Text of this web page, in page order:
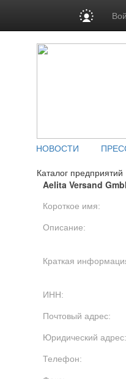
НОВОСТИ
Каталог предприятий
Aelita Versand
Короткое имя:
Описание:
Краткая
ИНН:
Почтовый адрес:
Юридический адрес:
Телефон: